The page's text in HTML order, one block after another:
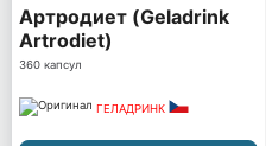
Артродиет (Geladrink
Artrodiet)
360 капсул
ГЕЛАДРИНК